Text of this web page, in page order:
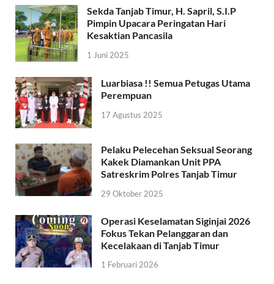
Sekda Tanjab Timur, H. Sapril, S.I.P
Pimpin Upacara Peringatan Hari
Kesaktian Pancasila
1 Juni 2025
Luarbiasa !! Semua Petugas Utama
Perempuan
17 Agustus 2025
Pelaku Pelecehan Seksual Seorang
Kakek Diamankan Unit PPA
Satreskrim Polres Tanjab Timur
29 Oktober 2025
Operasi Keselamatan Siginjai 2026
Fokus Tekan Pelanggaran dan
Kecelakaan di Tanjab Timur
1 Februari 2026